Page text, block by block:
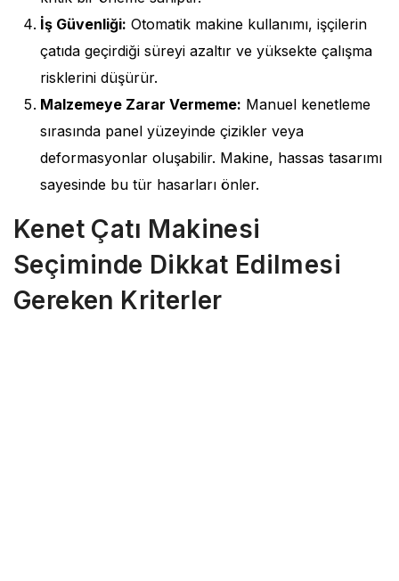
İş Güvenliği: Otomatik makine kullanımı, işçilerin
çatıda geçirdiği süreyi azaltır ve yüksekte çalışma
risklerini düşürür.
Malzemeye Zarar Vermeme: Manuel kenetleme
sırasında panel yüzeyinde çizikler veya
deformasyonlar oluşabilir. Makine, hassas tasarımı
sayesinde bu tür hasarları önler.
Kenet Çatı Makinesi
Seçiminde Dikkat Edilmesi
Gereken Kriterler